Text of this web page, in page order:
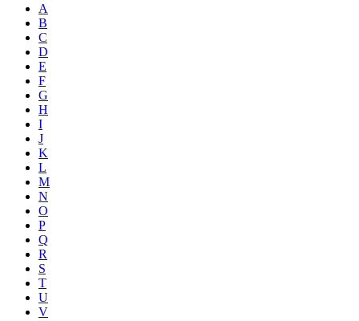
A
B
C
D
E
F
G
H
I
J
K
L
M
N
O
P
Q
R
S
T
U
V